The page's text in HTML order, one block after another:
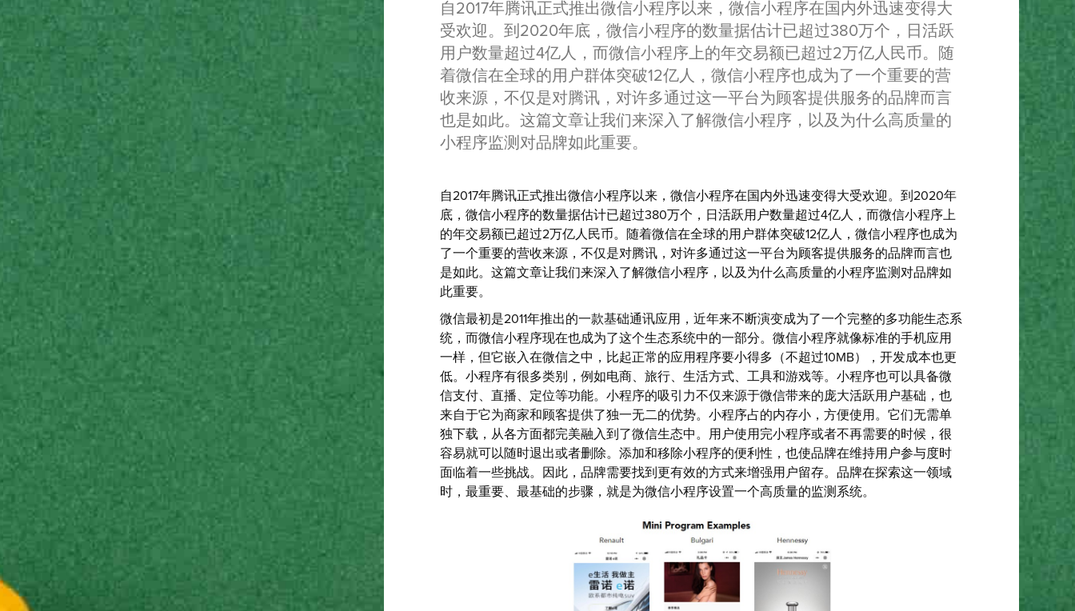
自2017年腾讯正式推出微信小程序以来，微信小程序在国内外迅速变得大
受欢迎。到2020年底，微信小程序的数量据估计已超过380万个，日活跃
用户数量超过4亿人，而微信小程序上的年交易额已超过2万亿人民币。随
着微信在全球的用户群体突破12亿人，微信小程序也成为了一个重要的营
收来源，不仅是对腾讯，对许多通过这一平台为顾客提供服务的品牌而言
也是如此。这篇文章让我们来深入了解微信小程序，以及为什么高质量的
小程序监测对品牌如此重要。
自2017年腾讯正式推出微信小程序以来，微信小程序在国内外迅速变得大受欢迎。到2020年
底，微信小程序的数量据估计已超过380万个，日活跃用户数量超过4亿人，而微信小程序上
的年交易额已超过2万亿人民币。随着微信在全球的用户群体突破12亿人，微信小程序也成为
了一个重要的营收来源，不仅是对腾讯，对许多通过这一平台为顾客提供服务的品牌而言也
是如此。这篇文章让我们来深入了解微信小程序，以及为什么高质量的小程序监测对品牌如
此重要。
微信最初是2011年推出的一款基础通讯应用，近年来不断演变成为了一个完整的多功能生态系
统，而微信小程序现在也成为了这个生态系统中的一部分。微信小程序就像标准的手机应用
一样，但它嵌入在微信之中，比起正常的应用程序要小得多（不超过10MB），开发成本也更
低。小程序有很多类别，例如电商、旅行、生活方式、工具和游戏等。小程序也可以具备微
信支付、直播、定位等功能。小程序的吸引力不仅来源于微信带来的庞大活跃用户基础，也
来自于它为商家和顾客提供了独一无二的优势。小程序占的内存小，方便使用。它们无需单
独下载，从各方面都完美融入到了微信生态中。用户使用完小程序或者不再需要的时候，很
容易就可以随时退出或者删除。添加和移除小程序的便利性，也使品牌在维持用户参与度时
面临着一些挑战。因此，品牌需要找到更有效的方式来增强用户留存。品牌在探索这一领域
时，最重要、最基础的步骤，就是为微信小程序设置一个高质量的监测系统。